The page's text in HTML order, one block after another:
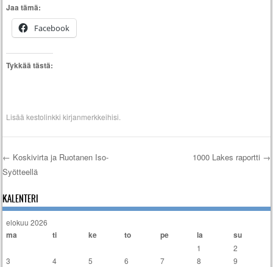
Jaa tämä:
Facebook
Tykkää tästä:
Lisääkestolinkki kirjanmerkkeihisi.
Artikkelien selaus
← Koskivirta ja Ruotanen Iso-
Syötteellä
1000 Lakes raportti →
KALENTERI
elokuu 2026
ma ti ke to pe la su
1
2
3
4 5 6 7 8
9